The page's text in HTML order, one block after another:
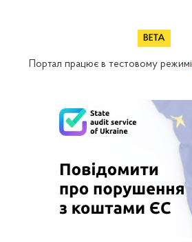
Портал працює в тестовому режимі